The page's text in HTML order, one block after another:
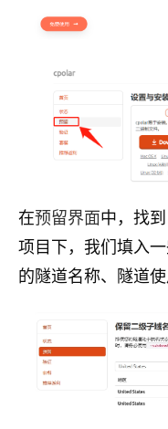
在预留界面中，找到
项目下，我们填入
的隧道名称、隧道使